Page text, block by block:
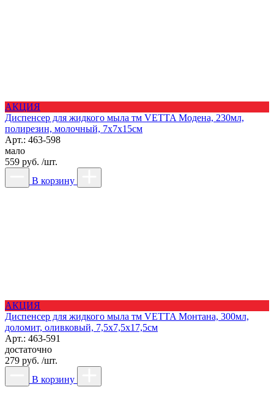
АКЦИЯ
Диспенсер для жидкого мыла тм VETTA Модена, 230мл,
полирезин, молочный, 7x7x15см
Арт.: 463-598
мало
559 руб. /шт.
В корзину
АКЦИЯ
Диспенсер для жидкого мыла тм VETTA Монтана, 300мл,
доломит, оливковый, 7,5х7,5х17,5см
Арт.: 463-591
достаточно
279 руб. /шт.
В корзину